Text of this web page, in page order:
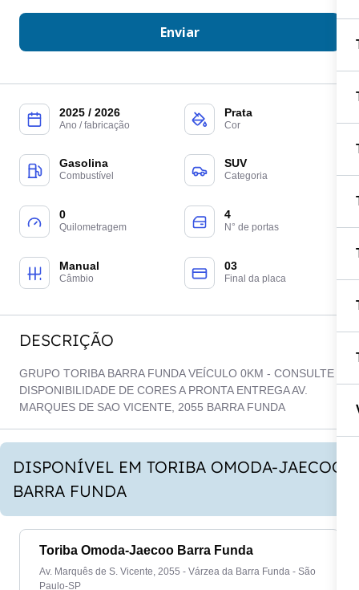
2025 / 2026
Ano / fabricação
Prata
Cor
Gasolina
Combustível
SUV
Categoria
0
Quilometragem
4
N° de portas
Manual
Câmbio
03
Final da placa
DESCRIÇÃO
GRUPO TORIBA BARRA FUNDA VEÍCULO 0KM - CONSULTE
DISPONIBILIDADE DE CORES A PRONTA ENTREGA AV.
MARQUES DE SAO VICENTE, 2055 BARRA FUNDA
DISPONÍVEL EM TORIBA OMODA-JAECOO
BARRA FUNDA
Toriba Omoda-Jaecoo Barra Funda
Av. Marquês de S. Vicente, 2055 - Várzea da Barra Funda - São
Paulo-SP
Enviar